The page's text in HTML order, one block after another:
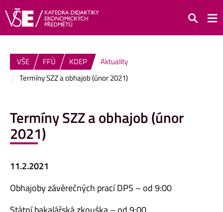
Hledat
VŠE FFÚ KDEP
Aktuality
Termíny SZZ a obhajob (únor 2021)
Termíny SZZ a obhajob (únor
2021)
11.2.2021
Obhajoby závěrečných prací DPS – od 9:00